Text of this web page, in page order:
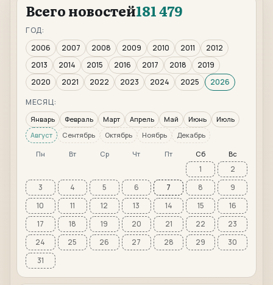
Всего новостей181 479
ГОД:
2006
2007 2008 2009 2010 2011
2012
2013
2014 2015 2016 2017 2018
2019
2020
2021 2022 2023 2024 2025
2026
МЕСЯЦ:
Январь Февраль Март Апрель Май Июнь
Июль
Август
Сентябрь Октябрь Ноябрь Декабрь
Пн Вт Ср Чт Пт Сб Вс
1
2
3
4 5 6 7 8
9
10
11 12 13 14 15
16
17
18 19 20 21 22
23
24
25 26 27 28 29
30
31